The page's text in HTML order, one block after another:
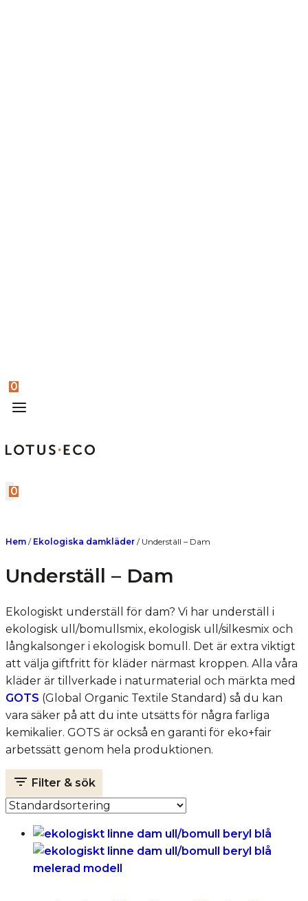
0
0
Hem / Ekologiska damkläder / Underställ – Dam
Underställ – Dam
Ekologiskt underställ för dam? Vi har underställ i
ekologisk ull/bomullsmix, ekologisk ull/silkesmix och
långkalsonger i ekologisk bomull. Det är extra viktigt
att välja giftfritt för kläder närmast kroppen. Alla våra
kläder är tillverkade i naturmaterial och märkta med
GOTS (Global Organic Textile Standard) så du kan
vara säker på att du inte utsätts för några farliga
kemikalier. GOTS är också en garanti för eko+fair
arbetssätt genom hela produktionen.
Filter & sök